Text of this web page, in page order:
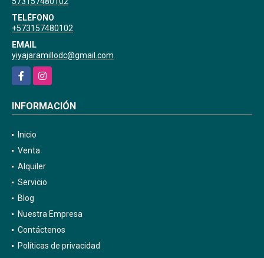
MÓVIL
573157480102
TELÉFONO
+573157480102
EMAIL
yiyajaramillodc@gmail.com
FacebookInstagram
Inicio
Venta
Alquiler
Servicio
Blog
Nuestra Empresa
Contáctenos